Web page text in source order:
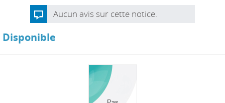
Aucun avis sur cette notice.
Disponible